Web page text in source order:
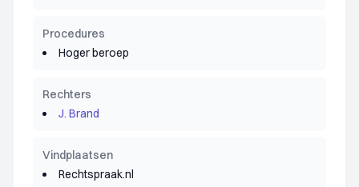
Procedures
Hoger beroep
Rechters
J. Brand
Vindplaatsen
Rechtspraak.nl